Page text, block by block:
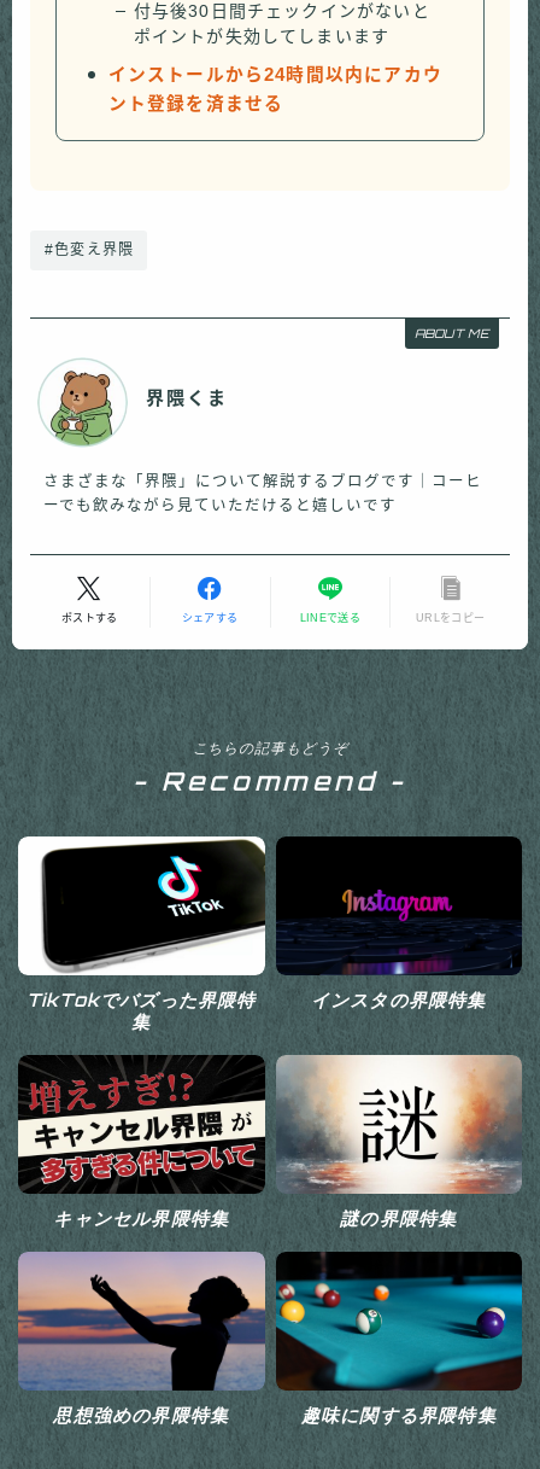
付与後30日間チェックインがないと
ポイントが失効してしまいます
インストールから24時間以内にアカウ
ント登録を済ませる
#色変え界隈
ABOUT ME
界隈くま
さまざまな「界隈」について解説するブログです｜コーヒ
ーでも飲みながら見ていただけると嬉しいです
ポストする シェアする LINEで送る URLをコピー
こちらの記事もどうぞ
- Recommend -
TikTokでバズった界隈特
集
インスタの界隈特集
キャンセル界隈特集 謎の界隈特集
思想強めの界隈特集 趣味に関する界隈特集